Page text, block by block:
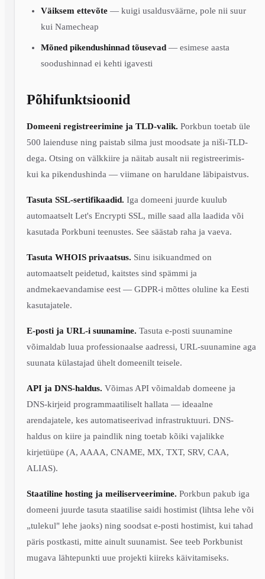
Väiksem ettevõte — kuigi usaldusväärne, pole nii suur
kui Namecheap
Mõned pikendushinnad tõusevad — esimese aasta
soodushinnad ei kehti igavesti
Põhifunktsioonid
Domeeni registreerimine ja TLD-valik. Porkbun toetab üle
500 laienduse ning paistab silma just moodsate ja niši-TLD-
dega. Otsing on välkkiire ja näitab ausalt nii registreerimis-
kui ka pikendushinda — viimane on haruldane läbipaistvus.
Tasuta SSL-sertifikaadid. Iga domeeni juurde kuulub
automaatselt Let's Encrypti SSL, mille saad alla laadida või
kasutada Porkbuni teenustes. See säästab raha ja vaeva.
Tasuta WHOIS privaatsus. Sinu isikuandmed on
automaatselt peidetud, kaitstes sind spämmi ja
andmekaevandamise eest — GDPR-i mõttes oluline ka Eesti
kasutajatele.
E-posti ja URL-i suunamine. Tasuta e-posti suunamine
võimaldab luua professionaalse aadressi, URL-suunamine aga
suunata külastajad ühelt domeenilt teisele.
API ja DNS-haldus. Võimas API võimaldab domeene ja
DNS-kirjeid programmaatiliselt hallata — ideaalne
arendajatele, kes automatiseerivad infrastruktuuri. DNS-
haldus on kiire ja paindlik ning toetab kõiki vajalikke
kirjetüüpe (A, AAAA, CNAME, MX, TXT, SRV, CAA,
ALIAS).
Staatiline hosting ja meiliserveerimine. Porkbun pakub iga
domeeni juurde tasuta staatilise saidi hostimist (lihtsa lehe või
„tulekul" lehe jaoks) ning soodsat e-posti hostimist, kui tahad
päris postkasti, mitte ainult suunamist. See teeb Porkbunist
mugava lähtepunkti uue projekti kiireks käivitamiseks.